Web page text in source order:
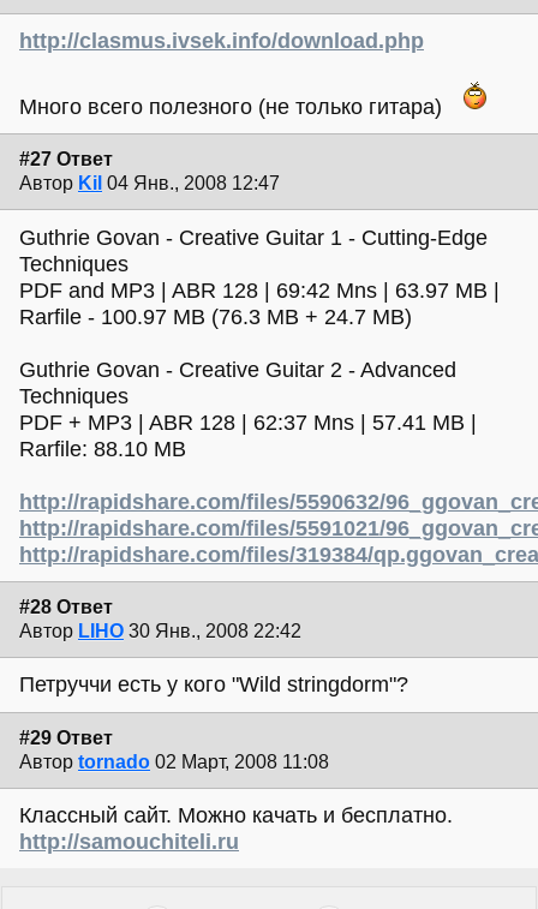
http://clasmus.ivsek.info/download.php
Много всего полезного (не только гитара)
#27 Ответ
Автор Kil 04 Янв., 2008 12:47
Guthrie Govan - Creative Guitar 1 - Cutting-Edge
Techniques
PDF and MP3 | ABR 128 | 69:42 Mns | 63.97 MB |
Rarfile - 100.97 MB (76.3 MB + 24.7 MB)
Guthrie Govan - Creative Guitar 2 - Advanced
Techniques
PDF + MP3 | ABR 128 | 62:37 Mns | 57.41 MB |
Rarfile: 88.10 MB
http://rapidshare.com/files/5590632/
http://rapidshare.com/files/5591021/
http://rapidshare.com/files/319384/
#28 Ответ
Автор LIHO 30 Янв., 2008 22:42
Петруччи есть у кого "Wild stringdorm"?
#29 Ответ
Автор tornado 02 Март, 2008 11:08
Классный сайт. Можно качать и бесплатно.
http://samouchiteli.ru